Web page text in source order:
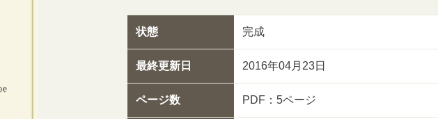
状態 完成
最終更新日 2016年04月23日
ページ数 PDF：5ページ